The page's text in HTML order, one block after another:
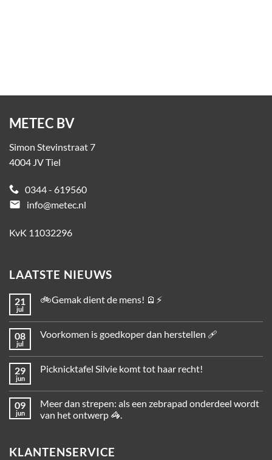
METEC BV
Simon Stevinstraat 7
4004 JV Tiel
0344 - 619560
email
info@metec.nl
KvK 11032296
LAATSTE NIEUWS
21
jul
🚲Gemak dient de mens! 🪫⚡
08
jul
Voorkomen is goedkoper dan herstellen 🩹
29
jun
Picknicktafel Silvie komt tot haar recht!
09
jun
Meer dan strepen: als een zebrapad onderdeel wordt
van het ontwerp 🦓.
KLANTENSERVICE